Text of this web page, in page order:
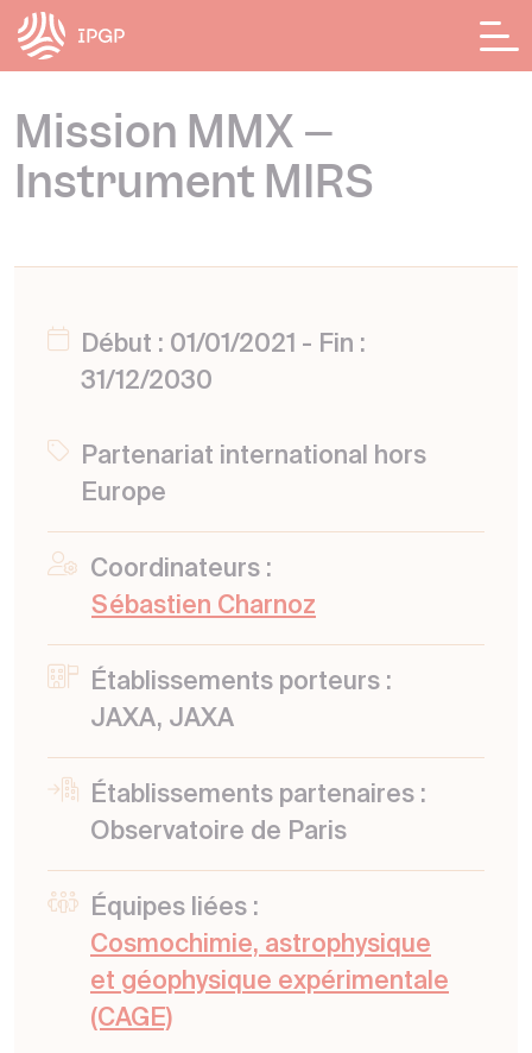
Mission MMX –
Instrument MIRS
Début : 01/01/2021 - Fin :
31/12/2030
Partenariat international hors
Europe
Coordinateurs :
Sébastien Charnoz
Établissements porteurs :
JAXA, JAXA
Établissements partenaires :
Observatoire de Paris
Équipes liées :
Cosmochimie, astrophysique
et géophysique expérimentale
(CAGE)
Panneau de gestion des cookies